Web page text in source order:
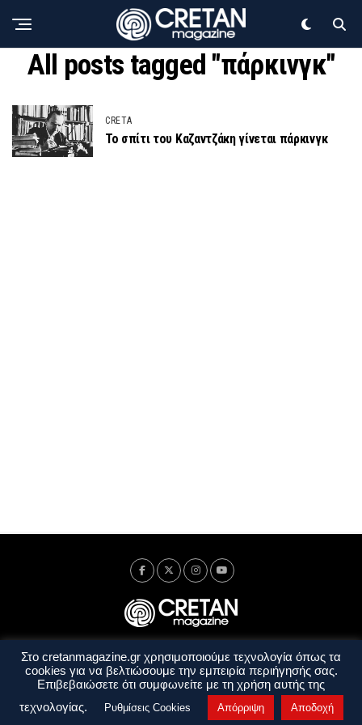
All posts tagged "πάρκινγκ"
CRETA
Το σπίτι του Καζαντζάκη γίνεται πάρκινγκ
Ταυτότητα Πολιτική Απορρήτου
Όροι Χρήσης
Όροι και Προϋποθέσεις
Στο cretanmagazine.gr χρησιμοποιούμε τεχνολογία όπως τα
cookies για να βελτιώσουμε την εμπειρία περιήγησής σας.
Επιβεβαιώσετε ότι συμφωνείτε με τη χρήση αυτής της
τεχνολογίας.
Ρυθμίσεις Cookies Απόρριψη Αποδοχή